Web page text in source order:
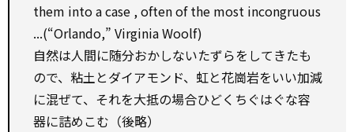
them into acase , often of the most incongruous
...(“Orlando,” Virginia Woolf)
自然は人間に随分おかしないたずらをしてきたも
ので、粘土とダイアモンド、虹と花崗岩をいい加減
に混ぜて、それを大抵の場合ひどくちぐはぐな容
器に詰めこむ（後略）